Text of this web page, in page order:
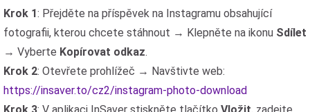
Krok 1: Přejděte na příspěvek na Instagramu obsahující
fotografii, kterou chcete stáhnout → Klepněte na ikonu Sdílet
→ Vyberte Kopírovat odkaz.
Krok 2: Otevřete prohlížeč → Navštivte web:
https://insaver.to/cz2/instagram-photo-download